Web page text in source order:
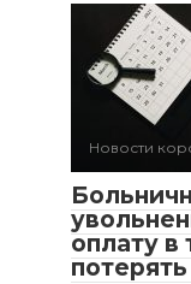
Новости
оплату в